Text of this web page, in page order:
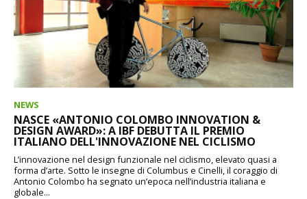
NEWS
NASCE «ANTONIO COLOMBO INNOVATION &
DESIGN AWARD»: A IBF DEBUTTA IL PREMIO
ITALIANO DELL'INNOVAZIONE NEL CICLISMO
L’innovazione nel design funzionale nel ciclismo, elevato quasi a
forma d’arte. Sotto le insegne di Columbus e Cinelli, il coraggio di
Antonio Colombo ha segnato un’epoca nell’industria italiana e
globale...